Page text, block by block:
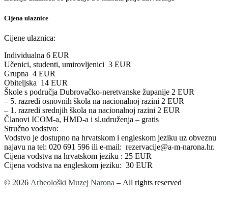
Cijena ulaznice
Cijene ulaznica:
Individualna 6 EUR
Učenici, studenti, umirovljenici 3 EUR
Grupna 4 EUR
Obiteljska 14 EUR
Škole s područja Dubrovačko-neretvanske županije 2 EUR
– 5. razredi osnovnih škola na nacionalnoj razini 2 EUR
– 1. razredi srednjih škola na nacionalnoj razini 2 EUR
Članovi ICOM-a, HMD-a i sl.udruženja – gratis
Stručno vodstvo:
Vodstvo je dostupno na hrvatskom i engleskom jeziku uz obveznu
najavu na tel: 020 691 596 ili e-mail: rezervacije@a-m-narona.hr.
Cijena vodstva na hrvatskom jeziku : 25 EUR
Cijena vodstva na engleskom jeziku: 30 EUR
© 2026 Arheološki Muzej Narona – All rights reserved